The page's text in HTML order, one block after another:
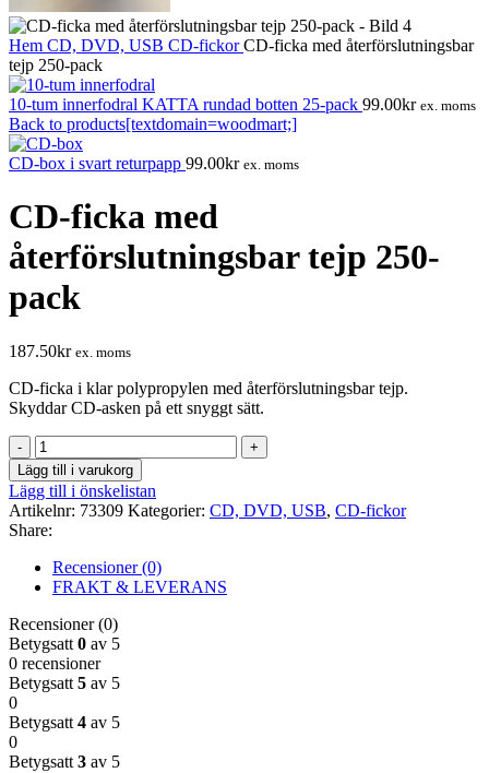
Hem CD, DVD, USB CD-fickorCD-ficka med återförslutningsbar
tejp 250-pack
10-tum innerfodral KATTA rundad botten 25-pack 99.00kr ex. moms
Back to products[textdomain=woodmart;]
CD-box i svart returpapp 99.00kr ex. moms
CD-ficka med
återförslutningsbar tejp 250-
pack
187.50kr ex. moms
CD-ficka i klar polypropylen med återförslutningsbar tejp.
Skyddar CD-asken på ett snyggt sätt.
CD-
ficka
med
återförslutningsbar
tejp
250-
pack
mängd
Lägg till i varukorg
Lägg till i önskelistan
Artikelnr: 73309 Kategorier: CD, DVD, USB, CD-fickor
Share:
Recensioner (0)
FRAKT & LEVERANS
Recensioner (0)
Betygsatt 0 av 5
0 recensioner
Betygsatt 5 av 5
0
Betygsatt 4 av 5
0
Betygsatt 3 av 5